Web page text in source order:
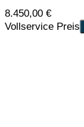
8.450,00 €
Vollservice Preis